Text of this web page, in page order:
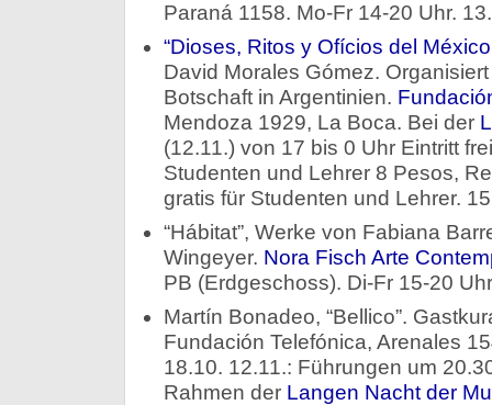
Paraná 1158. Mo-Fr 14-20 Uhr.
“Dioses, Ritos y Ofícios del
David Morales Gómez.
Botschaft in Argentinien.
Mendoza 1929, La Boca. Bei der
(12.11.) von 17 bis 0 Uhr Eintritt
Studenten und Lehrer 8 Pesos,
gratis für Studenten und Lehrer.
“Hábitat”, Werke von Fabiana
Wingeyer. Nora Fisch Arte
PB (Erdgeschoss). Di-Fr 15-20
Martín Bonadeo, “Bellico”.
Fundación Telefónica, Arenales
18.10. 12.11.: Führungen um
Rahmen der Langen Nacht der